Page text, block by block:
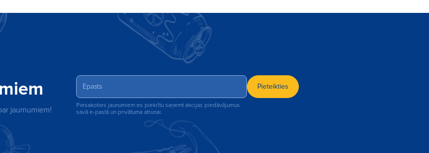
jaumumiem!
Piesakoties jaunumiem es piekrītu saņemt akcijas piedāvājumus
savā e-pastā un privātuma atrunai.
Pieteikties